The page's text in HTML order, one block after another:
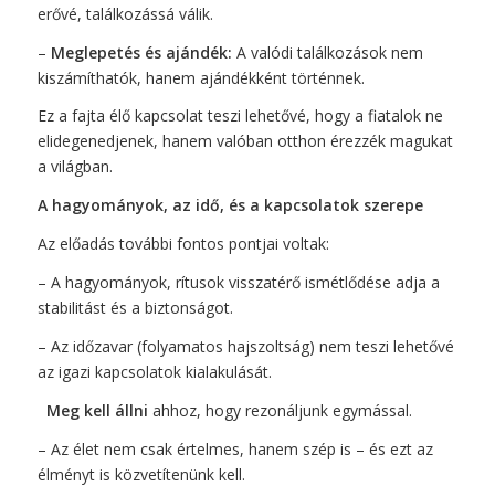
erővé,találkozássá válik.
– Meglepetés és ajándék: A valódi találkozások nem
kiszámíthatók, hanem ajándékként történnek.
Ez a fajta élő kapcsolat teszi lehetővé, hogy a fiatalok ne
elidegenedjenek, hanem valóban otthon érezzék magukat
a világban.
A hagyományok, az idő, és a kapcsolatok szerepe
Az előadás további fontos pontjai voltak:
– A hagyományok, rítusok visszatérő ismétlődése adja a
stabilitást és a biztonságot.
– Az időzavar (folyamatos hajszoltság) nem teszi lehetővé
az igazi kapcsolatok kialakulását.
Meg kell állni ahhoz, hogy rezonáljunk egymással.
– Az élet nem csak értelmes, hanem szép is – és ezt az
élményt is közvetítenünk kell.